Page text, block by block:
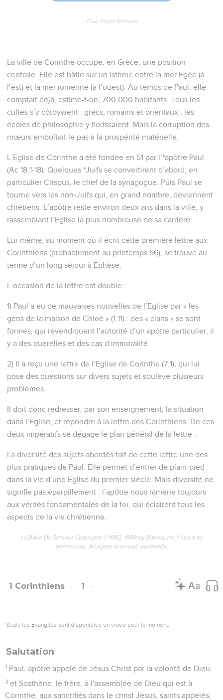
© Le Projet Biblique
La ville de Corinthe occupe, en Grèce, une position
centrale. Elle est bâtie sur un isthme entre la mer Egée (à
l’est) et la mer ionienne (à l’ouest). Au temps de Paul, elle
comptait déjà, estime-t-on, 700 000 habitants. Tous les
cultes s’y côtoyaient : grecs, romains et orientaux ; les
écoles de philosophie y florissaient. Mais la corruption des
mœurs emboîtait le pas à la prospérité matérielle.
L’Eglise de Corinthe a été fondée en 51 par l’*apôtre Paul
(Ac 18.1-18). Quelques *Juifs se convertirent d’abord, en
particulier Crispus, le chef de la synagogue. Puis Paul se
tourne vers les non-Juifs qui, en grand nombre, deviennent
chrétiens. L’apôtre reste environ deux ans dans la ville, y
rassemblant l’Eglise la plus nombreuse de sa carrière.
Lui-même, au moment où il écrit cette première lettre aux
Corinthiens (probablement au printemps 56), se trouve au
terme d’un long séjour à Ephèse.
L’occasion de la lettre est double :
1) Paul a eu de mauvaises nouvelles de l’Eglise par « les
gens de la maison de Chloé » (1.11) : des « clans » se sont
formés, qui revendiquent l’autorité d’un apôtre particulier, il
y a des querelles et des cas d’immoralité.
2) Il a reçu une lettre de l’Eglise de Corinthe (7.1), qui lui
pose des questions sur divers sujets et soulève plusieurs
problèmes.
Il doit donc redresser, par son enseignement, la situation
dans l’Eglise, et répondre à la lettre des Corinthiens. De ces
deux impératifs se dégage le plan général de la lettre :
La diversité des sujets abordés fait de cette lettre une des
plus pratiques de Paul. Elle permet d’entrer de plain-pied
dans la vie d’une Eglise du premier siècle. Mais diversité ne
signifie pas éparpillement : l’apôtre nous ramène toujours
aux vérités fondamentales de la foi, qui éclairent tous les
aspects de la vie chrétienne.
La Bible Du Semeur Copyright © 1992, 1999 by Biblica, Inc.® Used by
permission. All rights reserved worldwide.
1 Corinthiens 1
Seuls les Évangiles sont disponibles en vidéo pour le moment.
Salutation
1 Paul, apôtre appelé de Jésus Christ par la volonté de Dieu,
2 et Sosthène, le frère, à l'assemblée de Dieu qui est à
Corinthe, aux sanctifiés dans le christ Jésus, saints appelés,